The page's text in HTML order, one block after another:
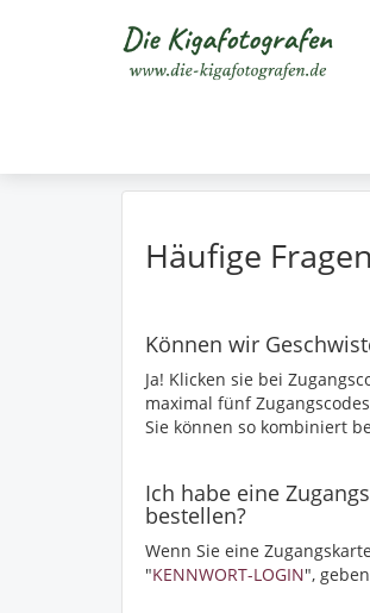
Häufige Fragen
Können wir
Ja! Klicken sie bei
maximal fünf
Sie können so kombiniert
Ich habe eine
bestellen?
Wenn Sie eine
"KENNWORT-LOGIN",